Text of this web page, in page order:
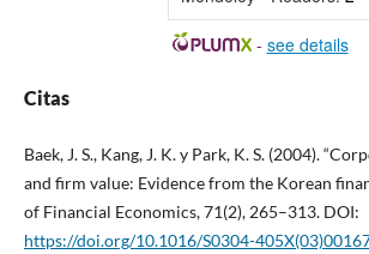
- see details
Citas
Baek, J. S., Kang, J. K. y Park, K. S. (2004).
and firm value: Evidence from the Korean
of Financial Economics, 71(2), 265–313. DOI:
https://doi.org/10.1016/S0304-